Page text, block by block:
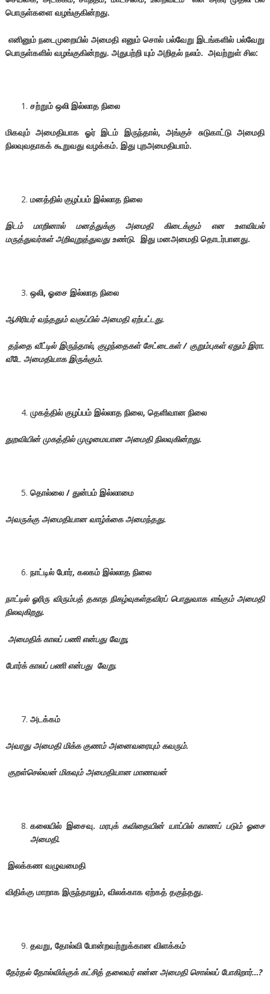
பொருள்களை வழங்குகின்றது.
எனினும் நடைமுறையில் அமைதிஎனும் சொல் பல்வேறு இடங்களில் பல்வேறு
பொருள்களில் வழங்குகின்றது. அதுபற்றி யும் அறிதல் நலம். அவற்றுள் சில:
சற்றும் ஒலி இல்லாத நிலை
மிகவும் அமைதியாக ஓர் இடம் இருந்தால், அங்குச் சுடுகாட்டு அமைதி
நிலவுவதாகக் கூறுவது வழக்கம். இது புறஅமைதியாம்.
மனத்தில் குழப்பம் இல்லாத நிலை
இடம் மாறினால் மனத்துக்கு அமைதி கிடைக்கும் என உளவியல்
மருத்துவர்கள் அறிவுறுத்துவது உண்டு. இது மனஅமைதி தொடர்பானது.
ஒலி, ஓசை இல்லாத நிலை
ஆசிரியர் வந்ததும் வகுப்பில் அமைதி ஏற்பட்டது.
தந்தை வீட்டில் இருந்தால், குழந்தைகள் சேட்டைகள் / குறும்புகள் ஏதும் இரா.
வீடே அமைதியாக இருக்கும்.
முகத்தில் குழப்பம் இல்லாத நிலை, தெளிவான நிலை
துறவியின்முகத்தில் முழுமையான அமைதி நிலவுகின்றது.
தொல்லை / துன்பம் இல்லாமை
அவருக்கு அமைதியான வாழ்க்கை அமைந்தது.
நாட்டில் போர், கலகம் இல்லாத நிலை
நாட்டில் ஓரிரு விரும்பத் தகாத நிகழ்வுகள்தவிரப் பொதுவாக எங்கும் அமைதி
நிலவுகிறது.
அமைதிக் காலப் பணி என்பது வேறு,
போர்க் காலப் பணி என்பது வேறு.
அடக்கம்
அவரது அமைதி மிக்க குணம் அனைவரையும் கவரும்.
குறள்செல்வன் மிகவும் அமைதியான மாணவன்
கலையில் இசைவு.மரபுக் கவிதையின் யாப்பில் காணப் படும் ஓசை
அமைதி.
இலக்கண வழுவமைதி
விதிக்கு மாறாக இருந்தாலும், விலக்காக ஏற்கத் தகுந்தது.
தவறு, தோல்வி போன்றவற்றுக்கான விளக்கம்
தேர்தல் தோல்விக்குக் கட்சித் தலைவர் என்ன அமைதி சொல்லப் போகிறார்…?